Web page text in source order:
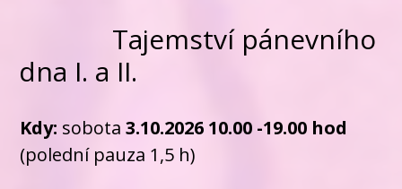
Tajemství pánevního
dna I. a II.
Kdy: sobota3.10.2026 10.00 -19.00 hod
(polední pauza 1,5 h)